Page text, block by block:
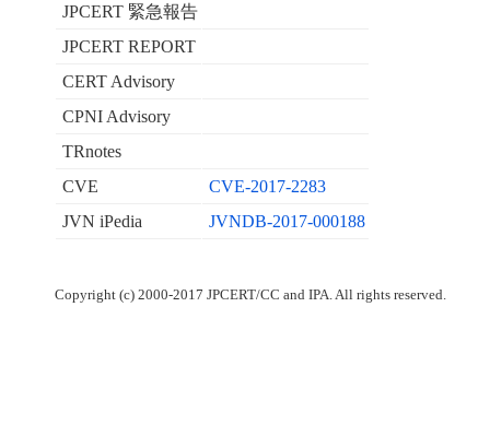
JPCERT 緊急報告
JPCERT REPORT
CERT Advisory
CPNI Advisory
TRnotes
CVE
CVE-2017-2283
JVN iPedia
JVNDB-2017-000188
Copyright (c) 2000-2017 JPCERT/CC and IPA. All rights reserved.